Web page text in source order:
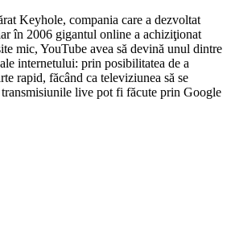
Keyhole, compania care a dezvoltat
în 2006 gigantul online a achiziţionat
mic, YouTube avea să devină unul dintre
internetului: prin posibilitatea de a
rapid, făcând ca televiziunea să se
live pot fi făcute prin Google